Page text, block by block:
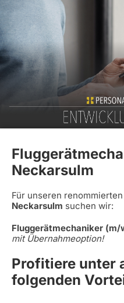
Neckarsulm
Für unseren
Neckarsulm suchen wir:
Fluggerätmechaniker (m/
mit Übernahmeoption!
Profitiere unter
folgenden